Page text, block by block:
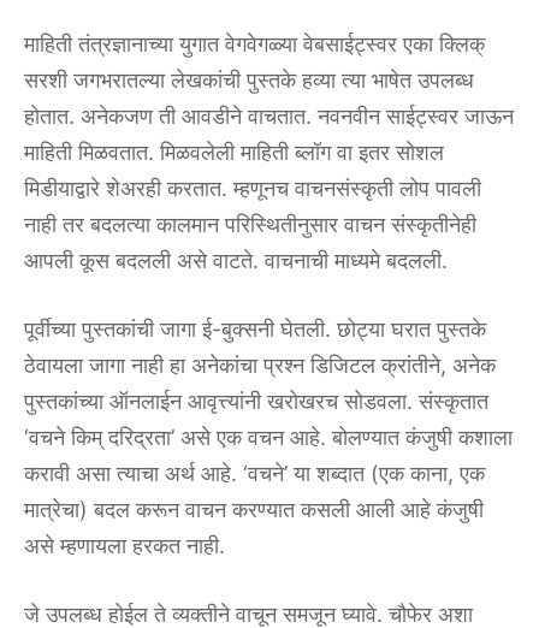
माहिती तंत्रज्ञानाच्या युगात वेगवेगळ्या वेबसाईट्स्वर एका क्लिक्
सरशी जगभरातल्या लेखकांची पुस्तके हव्या त्या भाषेत उपलब्ध
होतात. अनेकजण ती आवडीने वाचतात. नवनवीन साईट्स्वर जाऊन
माहिती मिळवतात. मिळवलेली माहिती ब्लॉग वा इतर सोशल
मिडीयाद्वारे शेअरही करतात. म्हणूनच वाचनसंस्कृती लोप पावली
नाही तर बदलत्या कालमान परिस्थितीनुसार वाचन संस्कृतीनेही
आपली कूस बदलली असे वाटते. वाचनाची माध्यमे बदलली.
पूर्वीच्या पुस्तकांची जागा ई-बुक्सनी घेतली. छोट्या घरात पुस्तके
ठेवायला जागा नाही हा अनेकांचा प्रश्न डिजिटल क्रांतीने, अनेक
पुस्तकांच्या ऑनलाईन आवृत्त्यांनी खरोखरच सोडवला. संस्कृतात
‘वचने किम् दरिद्रता’ असे एक वचन आहे. बोलण्यात कंजुषी कशाला
करावी असा त्याचा अर्थ आहे. ‘वचने’ या शब्दात (एक काना, एक
मात्रेचा) बदल करून वाचन करण्यात कसली आली आहे कंजुषी
असे म्हणायला हरकत नाही.
जे उपलब्ध होईल ते व्यक्तीने वाचून समजून घ्यावे. चौफेर अशा